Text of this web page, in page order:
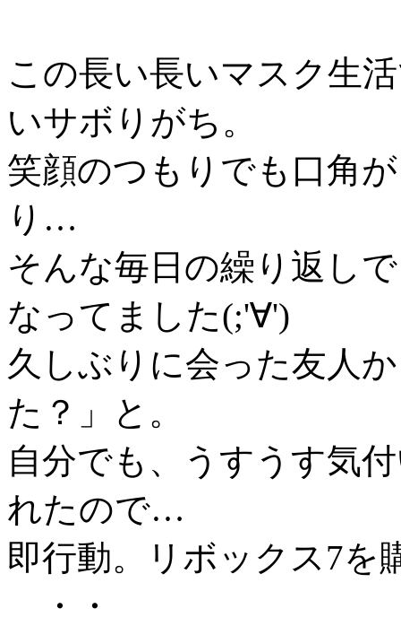
この長い長いマスク生
いサボりがち。
笑顔のつもりでも口角
り…
そんな毎日の繰り返し
なってました(;'∀')
久しぶりに会った友人
た？」と。
自分でも、うすうす気
れたので…
即行動。リボックス7を
・・